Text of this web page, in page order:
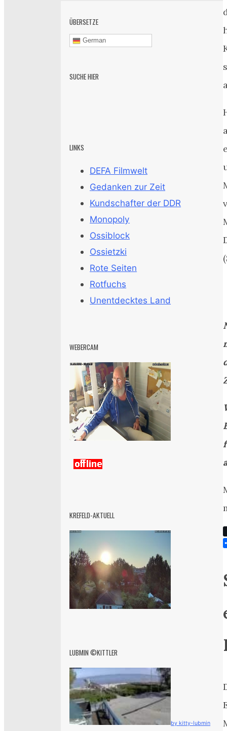
ÜBERSETZE
German
SUCHE HIER
LINKS
DEFA Filmwelt
Gedanken zur Zeit
Kundschafter der DDR
Monopoly
Ossiblock
Ossietzki
Rote Seiten
Rotfuchs
Unentdecktes Land
WEBERCAM
KREFELD-AKTUELL
LUBMIN ©KITTLER
by kitty-lubmin